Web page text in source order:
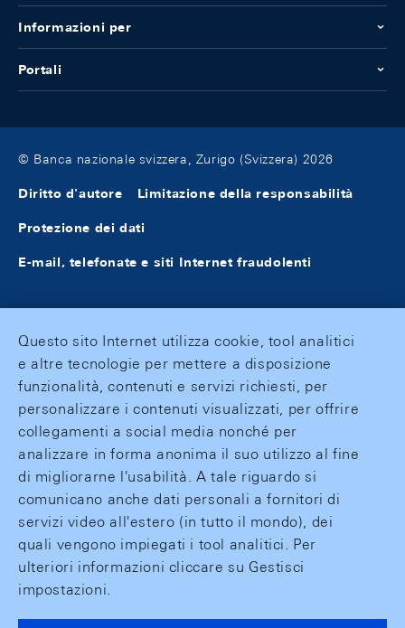
Informazioni per
Portali
© Banca nazionale svizzera, Zurigo (Svizzera) 2026
Diritto d'autore Limitazione della responsabilità
Protezione dei dati
E-mail, telefonate e siti Internet fraudolenti
Questo sito Internet utilizza cookie, tool analitici
e altre tecnologie per mettere a disposizione
funzionalità, contenuti e servizi richiesti, per
personalizzare i contenuti visualizzati, per offrire
collegamenti a social media nonché per
analizzare in forma anonima il suo utilizzo al fine
di migliorarne l'usabilità. A tale riguardo si
comunicano anche dati personali a fornitori di
servizi video all'estero (in tutto il mondo), dei
quali vengono impiegati i tool analitici. Per
ulteriori informazioni cliccare su Gestisci
impostazioni.